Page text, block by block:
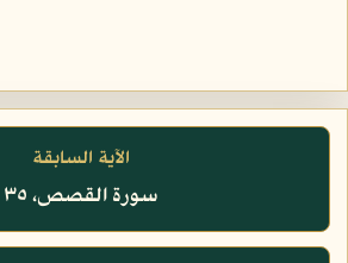
الآية السابقة
سورة القصص، ٣٥